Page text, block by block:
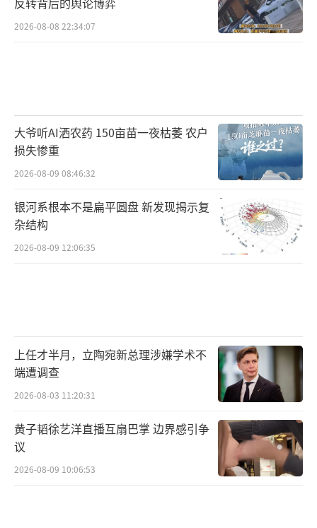
2026-08-08 22:34:07
大爷听AI洒农药 150亩苗一夜枯萎 农户
损失惨重
2026-08-09 08:46:32
银河系根本不是扁平圆盘 新发现揭示复
杂结构
2026-08-09 12:06:35
上任才半月，立陶宛新总理涉嫌学术不
端遭调查
2026-08-03 11:20:31
黄子韬徐艺洋直播互扇巴掌 边界感引争
议
2026-08-09 10:06:53